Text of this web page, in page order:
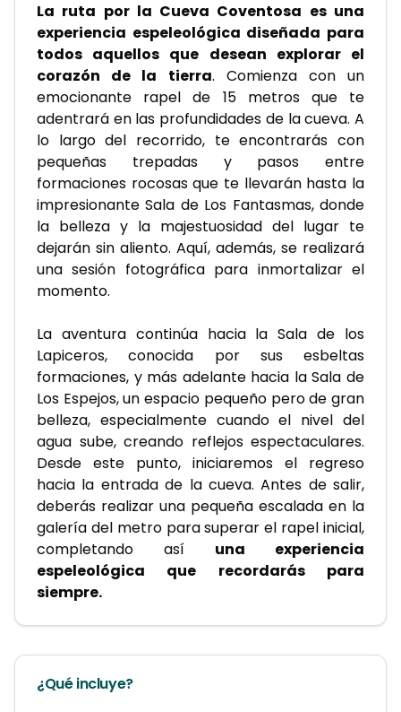
La ruta por la Cueva Coventosa es una
experiencia espeleológica diseñada para
todos aquellos que desean explorar el
corazón de la tierra. Comienza con un
emocionante rapel de 15 metros que te
adentrará en las profundidades de la cueva. A
lo largo del recorrido, te encontrarás con
pequeñas trepadas y pasos entre
formaciones rocosas que te llevarán hasta la
impresionante Sala de Los Fantasmas, donde
la belleza y la majestuosidad del lugar te
dejarán sin aliento. Aquí, además, se realizará
una sesión fotográfica para inmortalizar el
momento.
La aventura continúa hacia la Sala de los
Lapiceros, conocida por sus esbeltas
formaciones, y más adelante hacia la Sala de
Los Espejos, un espacio pequeño pero de gran
belleza, especialmente cuando el nivel del
agua sube, creando reflejos espectaculares.
Desde este punto, iniciaremos el regreso
hacia la entrada de la cueva. Antes de salir,
deberás realizar una pequeña escalada en la
galería del metro para superar el rapel inicial,
completando así una experiencia
espeleológica que recordarás para
siempre.
¿Qué incluye?